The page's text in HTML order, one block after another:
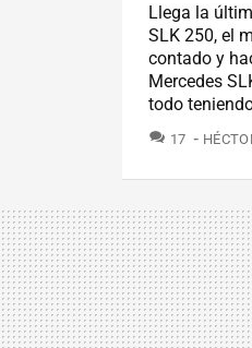
Llega la
SLK 250, el
contado y
Mercedes
todo
17